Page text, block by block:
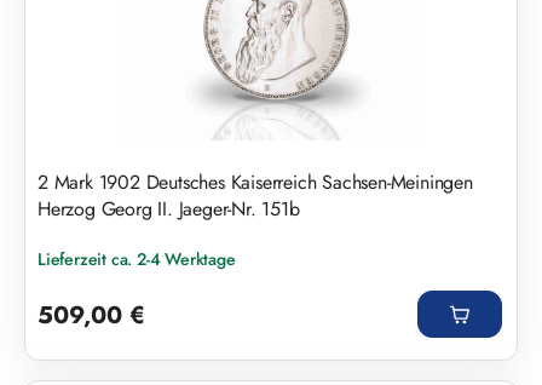
2 Mark 1902 Deutsches Kaiserreich Sachsen-Meiningen
Herzog Georg II. Jaeger-Nr. 151b
Lieferzeit ca. 2-4 Werktage
509,00 €